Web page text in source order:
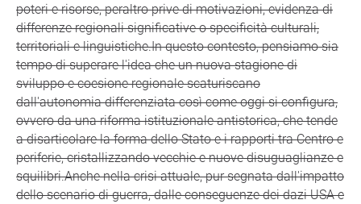
poteri e risorse, peraltro prive di motivazioni, evidenza di
differenze regionali significative o specificità culturali,
territoriali e linguistiche.In questo contesto, pensiamo sia
tempo di superare l'idea che un nuova stagione di
sviluppo e coesione regionale scaturiscano
dall'autonomia differenziata così come oggi si configura,
ovvero da una riforma istituzionale antistorica, che tende
a disarticolare la forma dello Stato e i rapporti tra Centro e
periferie, cristallizzando vecchie e nuove disuguaglianze e
squilibri.Anche nella crisi attuale, pur segnata dall'impatto
dello scenario di guerra, dalle conseguenze dei dazi USA e